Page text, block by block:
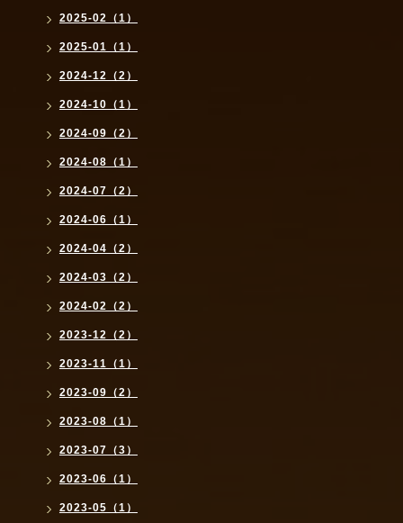
2025-02（1）
2025-01（1）
2024-12（2）
2024-10（1）
2024-09（2）
2024-08（1）
2024-07（2）
2024-06（1）
2024-04（2）
2024-03（2）
2024-02（2）
2023-12（2）
2023-11（1）
2023-09（2）
2023-08（1）
2023-07（3）
2023-06（1）
2023-05（1）